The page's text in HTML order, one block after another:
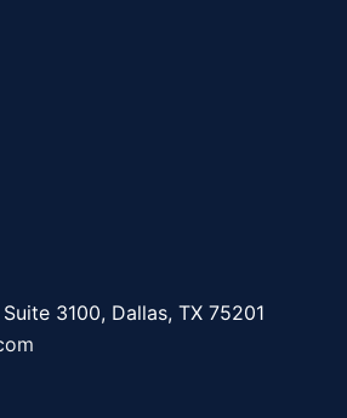
3100, Dallas, TX 75201